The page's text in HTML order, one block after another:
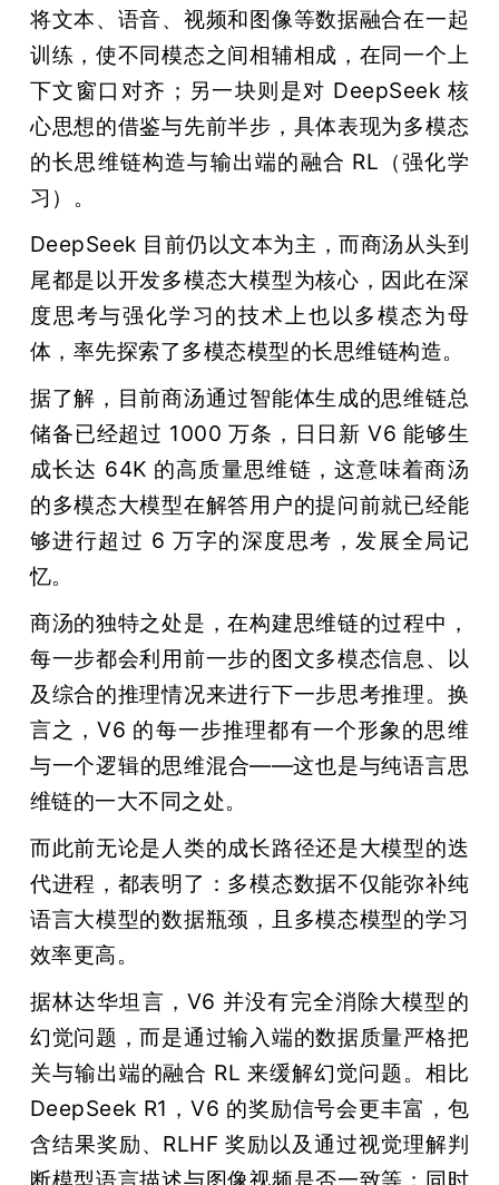
将文本、语音、视频和图像等数据融合在一起
训练，使不同模态之间相辅相成，在同一个上
下文窗口对齐；另一块则是对 DeepSeek 核
心思想的借鉴与先前半步，具体表现为多模态
的长思维链构造与输出端的融合 RL（强化学
习）。
DeepSeek 目前仍以文本为主，而商汤从头到
尾都是以开发多模态大模型为核心，因此在深
度思考与强化学习的技术上也以多模态为母
体，率先探索了多模态模型的长思维链构造。
据了解，目前商汤通过智能体生成的思维链总
储备已经超过 1000 万条，日日新 V6 能够生
成长达 64K 的高质量思维链，这意味着商汤
的多模态大模型在解答用户的提问前就已经能
够进行超过 6 万字的深度思考，发展全局记
忆。
商汤的独特之处是，在构建思维链的过程中，
每一步都会利用前一步的图文多模态信息、以
及综合的推理情况来进行下一步思考推理。换
言之，V6 的每一步推理都有一个形象的思维
与一个逻辑的思维混合——这也是与纯语言思
维链的一大不同之处。
而此前无论是人类的成长路径还是大模型的迭
代进程，都表明了：多模态数据不仅能弥补纯
语言大模型的数据瓶颈，且多模态模型的学习
效率更高。
据林达华坦言，V6 并没有完全消除大模型的
幻觉问题，而是通过输入端的数据质量严格把
关与输出端的融合 RL 来缓解幻觉问题。相比
DeepSeek R1，V6 的奖励信号会更丰富，包
含结果奖励、RLHF 奖励以及通过视觉理解判
断模型语言描述与图像视频是否一致等；同时